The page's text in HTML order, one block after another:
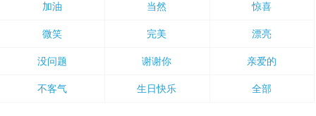
加油 当然 惊喜
微笑 完美 漂亮
没问题 谢谢你 亲爱的
不客气 生日快乐 全部